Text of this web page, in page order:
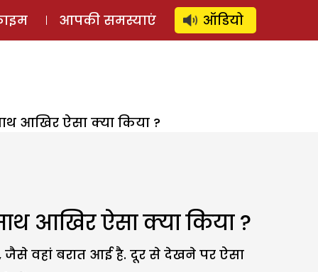
लॉग इन ⚲ SUBSCRIBE
आपकी समस्याएं ऑडियो
आखिर ऐसा क्या किया ?
आखिर ऐसा क्या किया ?
जैसे वहां बरात आई है. दूर से देखने पर ऐसा